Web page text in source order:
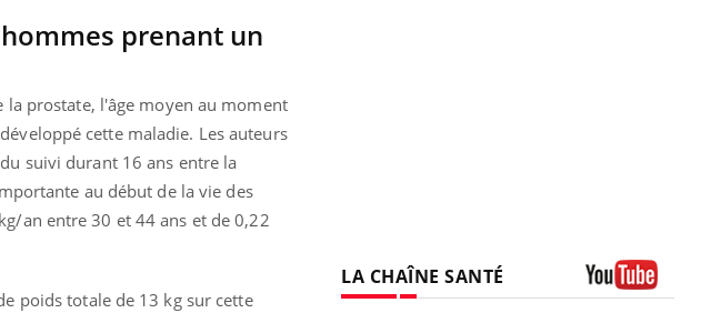
prenant un
la prostate, l'âge moyen au moment
cette maladie. Les auteurs
suivi durant 16 ans entre la
au début de la vie des
an entre 30 et 44 ans et de 0,22
poids totale de 13 kg sur cette
LA CHAÎNE SANTÉ